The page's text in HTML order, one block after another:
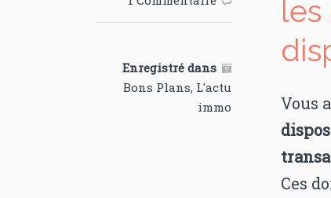
Enregistré dans 
Bons Plans, L'actu
immo
les
Vous
Ces